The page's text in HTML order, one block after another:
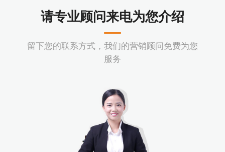
请专业顾问来电为您介绍
留下您的联系方式，我们的营销顾问免费为您
服务